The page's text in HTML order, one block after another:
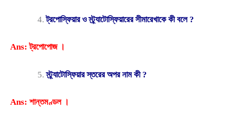
ট্রপোস্ফিয়ার ও স্ট্র্যাটোস্ফিয়ারের সীমারেখাকে কী বলে ?
Ans: ট্রপোপোজ ।
স্ট্র্যাটোস্ফিয়ার স্তরের অপর নাম কী ?
Ans: শান্তমণ্ডল ।